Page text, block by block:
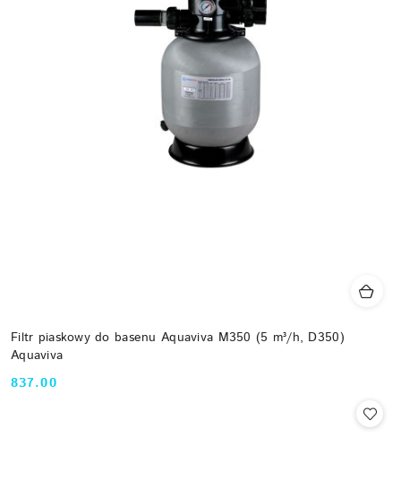
Filtr piaskowy do basenu Aquaviva M350 (5 m³/h, D350)
Aquaviva
Cena:
837.00